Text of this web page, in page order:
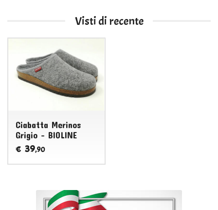
Visti di recente
Ciabatta Merinos
Grigio - BIOLINE
€ 39,90